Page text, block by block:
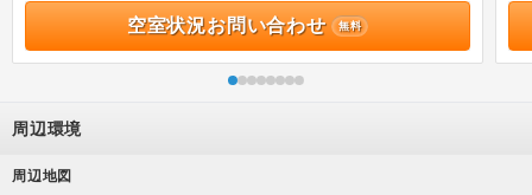
空室状況お問い合わせ 無料
周辺環境
周辺地図